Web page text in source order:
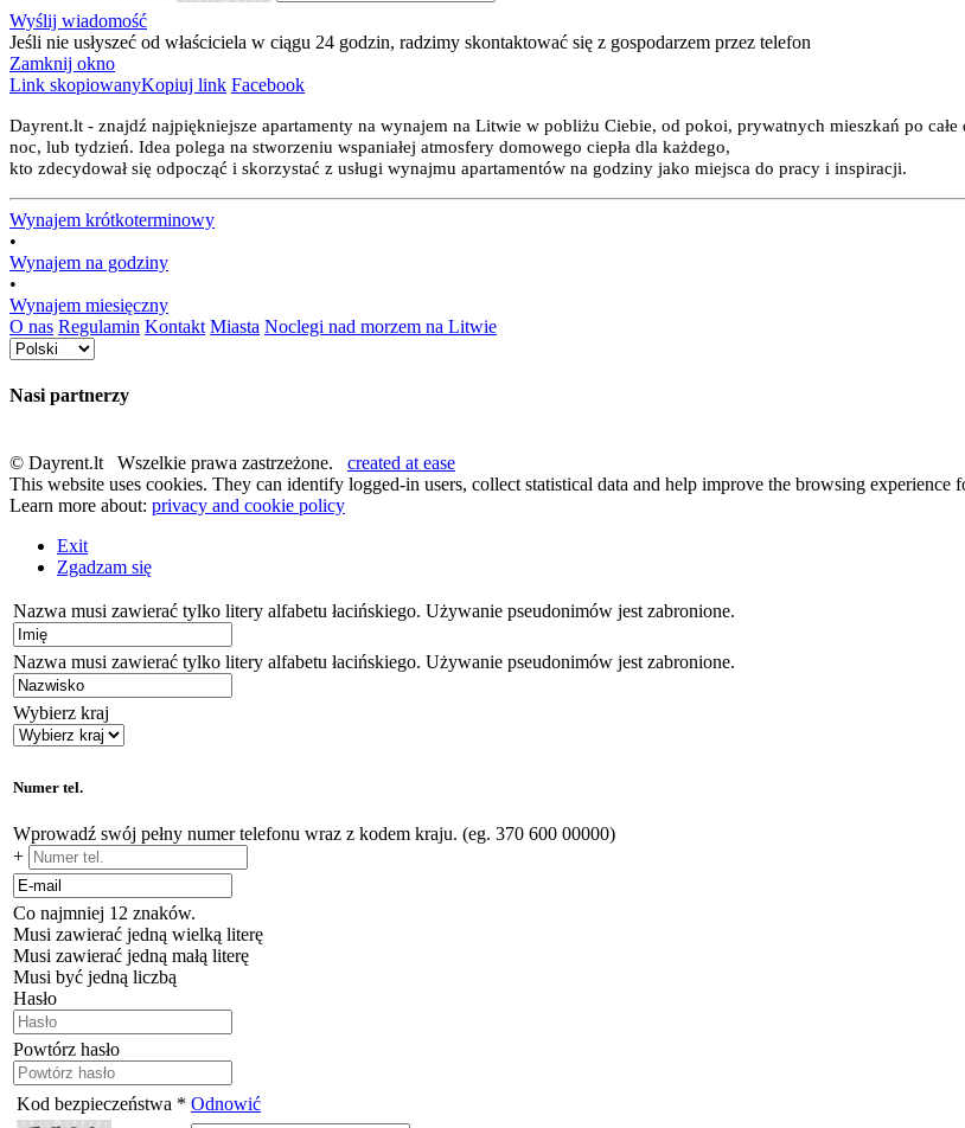
Wyślij wiadomość
Jeśli nie usłyszeć od właściciela w ciągu 24 godzin, radzimy skontaktować się z gospodarzem przez telefon
Zamknij okno
Link skopiowanyKopiuj link Facebook
Dayrent.lt - znajdź najpiękniejsze apartamenty na wynajem na Litwie w pobliżu Ciebie, od pokoi, prywatnych mieszkań po całe
noc, lub tydzień. Idea polega na stworzeniu wspaniałej atmosfery domowego ciepła dla każdego,
kto zdecydował się odpocząć i skorzystać z usługi wynajmu apartamentów na godziny jako miejsca do pracy i inspiracji.
Wynajem krótkoterminowy
•
Wynajem na godziny
•
Wynajem miesięczny
O nas Regulamin Kontakt Miasta Noclegi nad morzem na Litwie
Nasi partnerzy
© Dayrent.lt Wszelkie prawa zastrzeżone. created at ease
This website uses cookies. They can identify logged-in users, collect statistical data and help improve the browsing experience
Learn more about: privacy and cookie policy
Exit
Zgadzam się
Nazwa musi zawierać tylko litery alfabetu łacińskiego. Używanie pseudonimów jest zabronione.
Nazwa musi zawierać tylko litery alfabetu łacińskiego. Używanie pseudonimów jest zabronione.
Wybierz kraj
Numer tel.
Wprowadź swój pełny numer telefonu wraz z kodem kraju. (eg. 370 600 00000)
+
Co najmniej 12 znaków.
Musi zawierać jedną wielką literę
Musi zawierać jedną małą literę
Musi być jedną liczbą
Hasło
Powtórz hasło
Kod bezpieczeństwa * Odnowić